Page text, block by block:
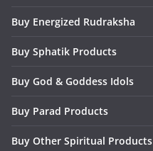
Buy Energized Rudraksha
Buy Sphatik Products
Buy God & Goddess Idols
Buy Parad Products
Buy Other Spiritual Products